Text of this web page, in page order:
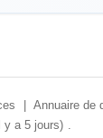
Annuaire de
y a 5 jours) .